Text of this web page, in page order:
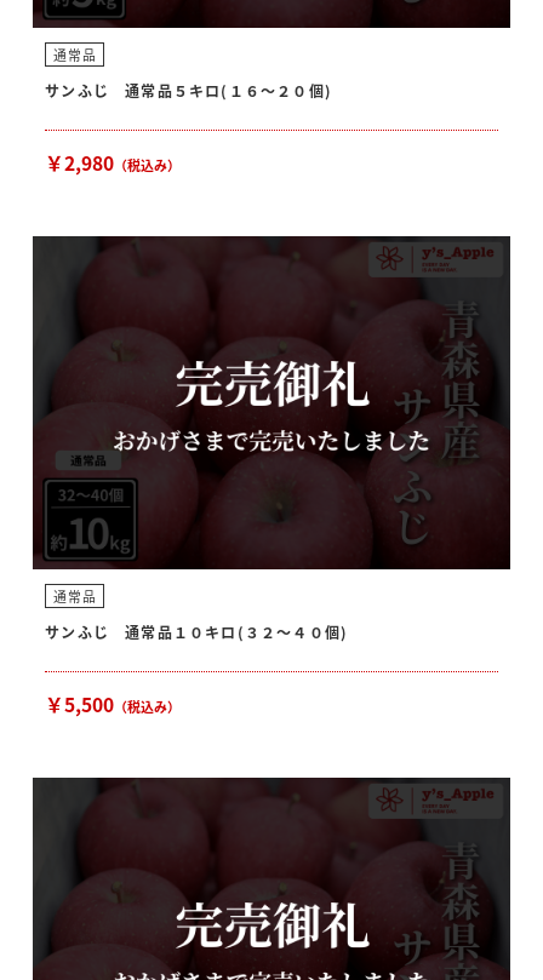
通常品
サンふじ 通常品５キロ(１６～２０個)
￥2,980 （税込み）
通常品
サンふじ 通常品１０キロ(３２～４０個)
￥5,500 （税込み）